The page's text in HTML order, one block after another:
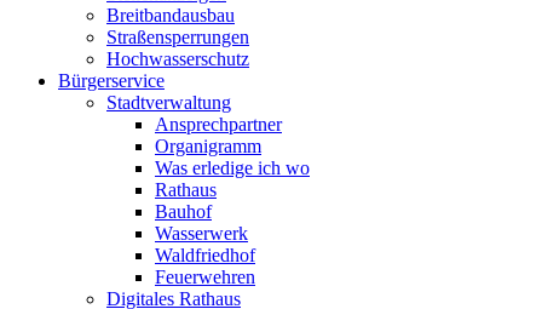
Breitbandausbau
Straßensperrungen
Hochwasserschutz
Bürgerservice
Stadtverwaltung
Ansprechpartner
Organigramm
Was erledige ich wo
Rathaus
Bauhof
Wasserwerk
Waldfriedhof
Feuerwehren
Digitales Rathaus